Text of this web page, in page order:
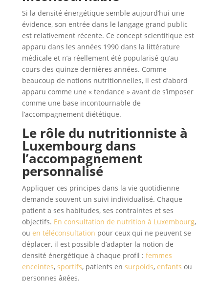
Si la densité énergétique semble aujourd’hui une
évidence, son entrée dans le langage grand public
est relativement récente. Ce concept scientifique est
apparu dans les années 1990 dans la littérature
médicale et n’a réellement été popularisé qu’au
cours des quinze dernières années. Comme
beaucoup de notions nutritionnelles, il est d’abord
apparu comme une « tendance » avant de s’imposer
comme une base incontournable de
l’accompagnement diététique.
Le rôle du nutritionniste à
Luxembourgdans
l’accompagnement
personnalisé
Appliquer ces principes dans la vie quotidienne
demande souvent un suivi individualisé. Chaque
patient a ses habitudes, ses contraintes et ses
objectifs. En consultation de nutrition à Luxembourg,
ou en téléconsultation pour ceux qui ne peuvent se
déplacer, il est possible d’adapter la notion de
densité énergétique à chaque profil : femmes
enceintes, sportifs, patients en surpoids, enfants ou
personnes âgées.